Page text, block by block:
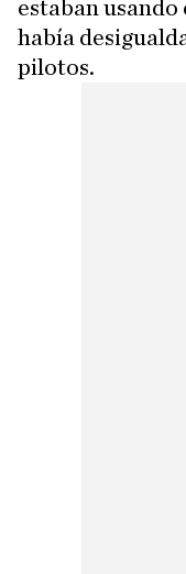
estaban usando
había
pilotos.